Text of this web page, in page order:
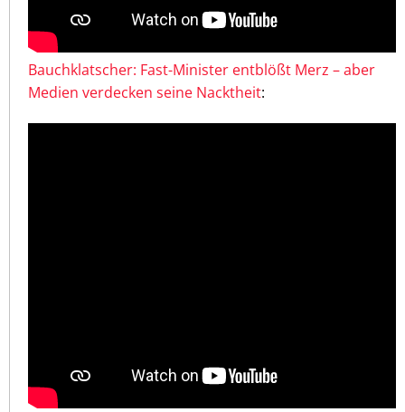
Bauchklatscher: Fast-Minister entblößt Merz – aber
Medien verdecken seine Nacktheit: